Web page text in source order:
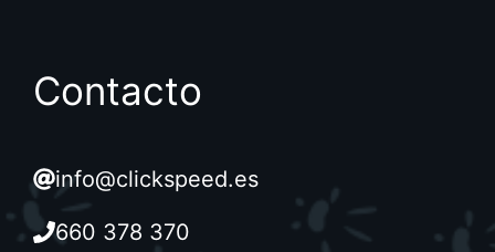
Contacto
info@clickspeed.es
660 378 370